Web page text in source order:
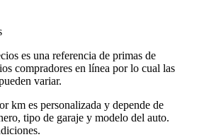
es una referencia de primas de
compradores en línea por lo cual las
variar.
km es personalizada y depende de
tipo de garaje y modelo del auto.